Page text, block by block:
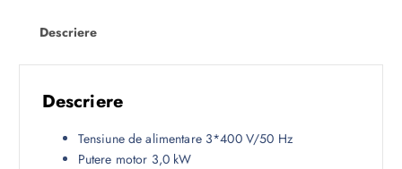
Descriere
Descriere
Tensiune de alimentare 3*400 V/50 Hz
Putere motor 3,0 kW